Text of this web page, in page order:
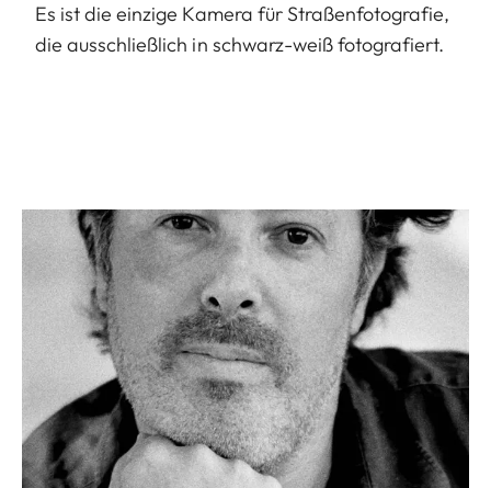
Es ist die einzige Kamera für Straßenfotografie,
die ausschließlich in schwarz-weiß fotografiert.